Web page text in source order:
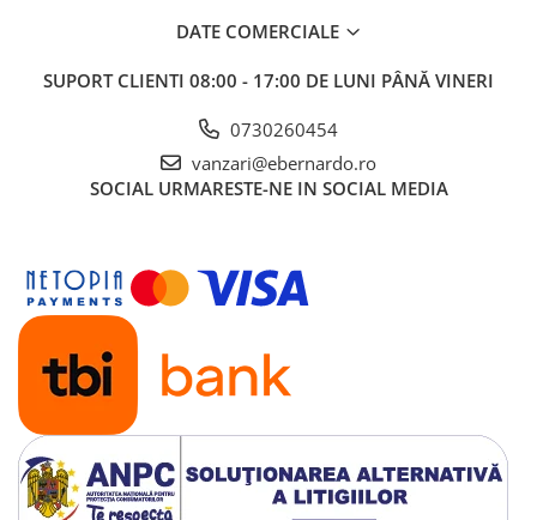
DATE COMERCIALE
SUPORT CLIENTI 08:00 - 17:00 DE LUNI PÂNĂ VINERI
0730260454
vanzari@ebernardo.ro
SOCIAL URMARESTE-NE IN SOCIAL MEDIA